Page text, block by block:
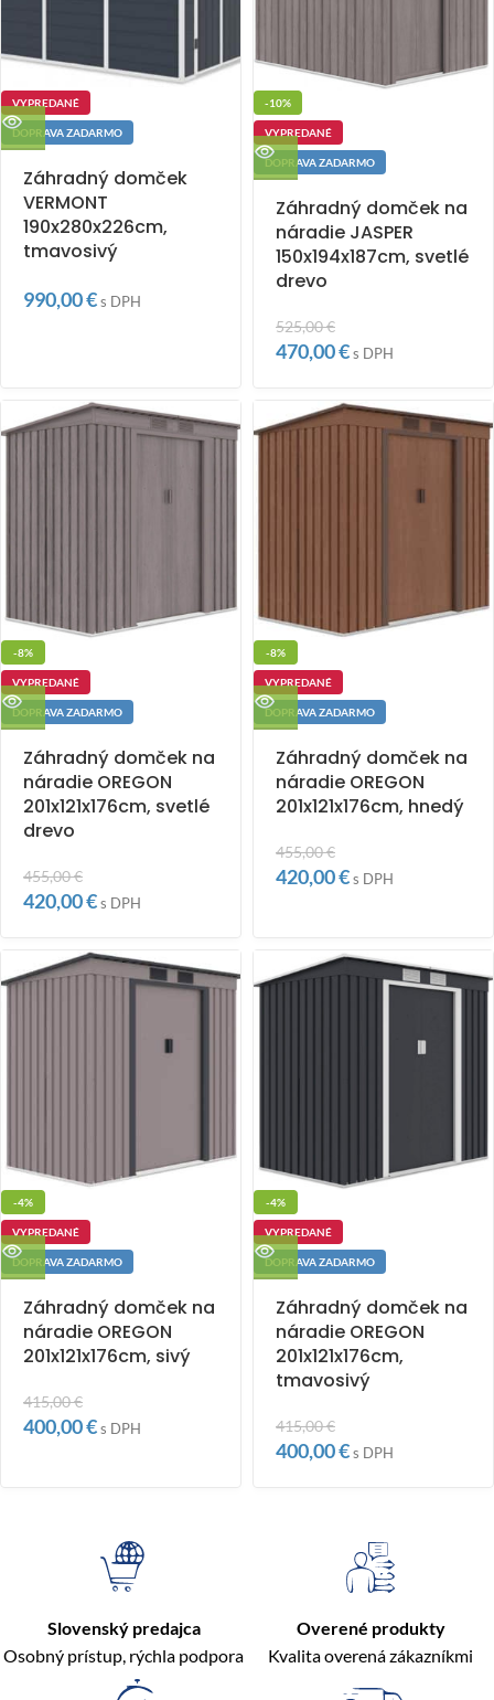
VYPREDANÉ
DOPRAVA ZADARMO
Záhradný domček
VERMONT
190x280x226cm,
tmavosivý
990,00€s DPH
-10%
VYPREDANÉ
DOPRAVA ZADARMO
Záhradný domček na
náradie JASPER
150x194x187cm, svetlé
drevo
525,00€
470,00€s DPH
-8%
VYPREDANÉ
DOPRAVA ZADARMO
Záhradný domček na
náradie OREGON
201x121x176cm, svetlé
drevo
455,00€
420,00€s DPH
-8%
VYPREDANÉ
DOPRAVA ZADARMO
Záhradný domček na
náradie OREGON
201x121x176cm, hnedý
455,00€
420,00€s DPH
-4%
VYPREDANÉ
DOPRAVA ZADARMO
Záhradný domček na
náradie OREGON
201x121x176cm, sivý
415,00€
400,00€s DPH
-4%
VYPREDANÉ
DOPRAVA ZADARMO
Záhradný domček na
náradie OREGON
201x121x176cm,
tmavosivý
415,00€
400,00€s DPH
Slovenský predajca
Osobný prístup, rýchla podpora
Overené produkty
Kvalita overená zákazníkmi